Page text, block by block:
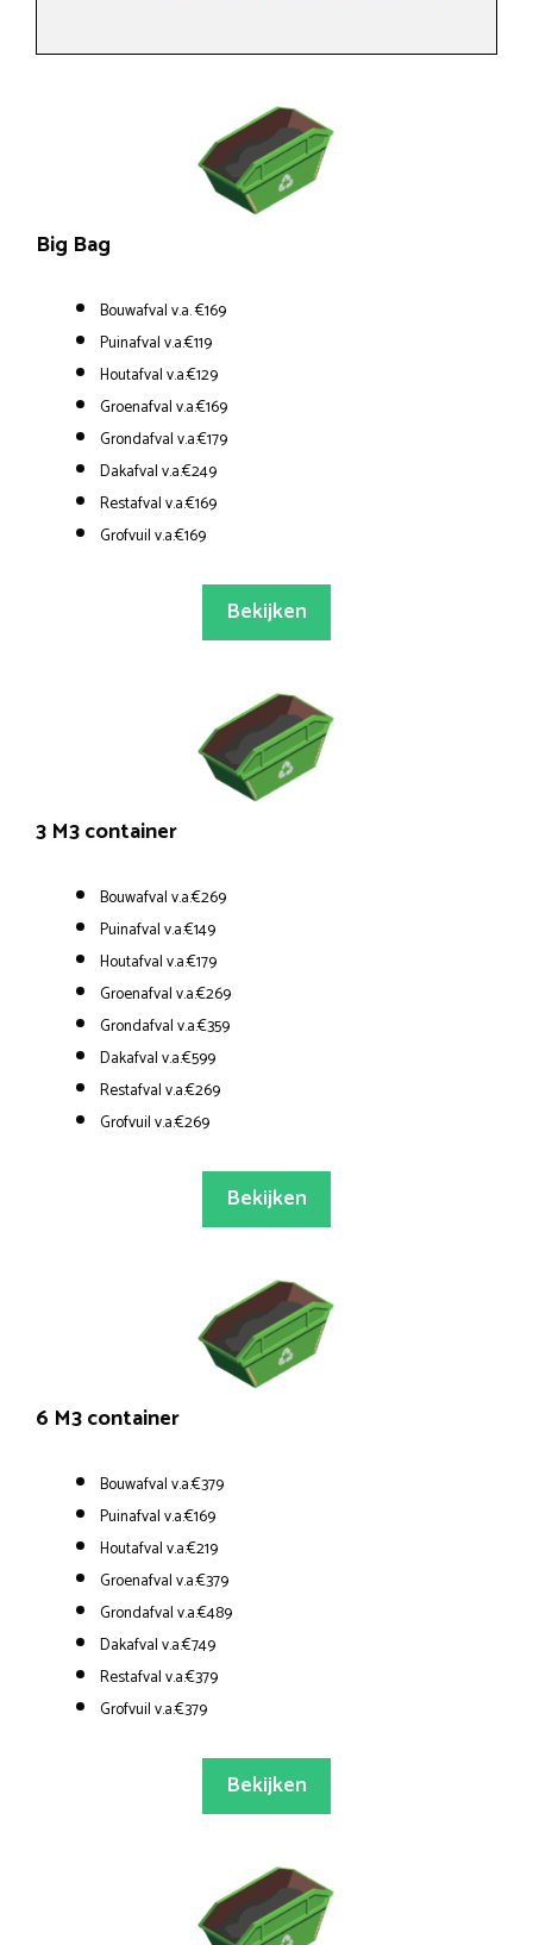
Big Bag
Bouwafval v.a. €169
Puinafval v.a.€119
Houtafval v.a.€129
Groenafval v.a.€169
Grondafval v.a.€179
Dakafval v.a.€249
Restafval v.a.€169
Grofvuil v.a.€169
Bekijken
3 M3 container
Bouwafval v.a.€269
Puinafval v.a.€149
Houtafval v.a.€179
Groenafval v.a.€269
Grondafval v.a.€359
Dakafval v.a.€599
Restafval v.a.€269
Grofvuil v.a.€269
Bekijken
6 M3 container
Bouwafval v.a.€379
Puinafval v.a.€169
Houtafval v.a.€219
Groenafval v.a.€379
Grondafval v.a.€489
Dakafval v.a.€749
Restafval v.a.€379
Grofvuil v.a.€379
Bekijken